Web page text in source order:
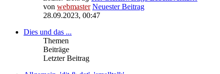
von webmaster Neuester Beitrag
28.09.2023, 00:47
Dies und das ...
Themen
Beiträge
Letzter Beitrag